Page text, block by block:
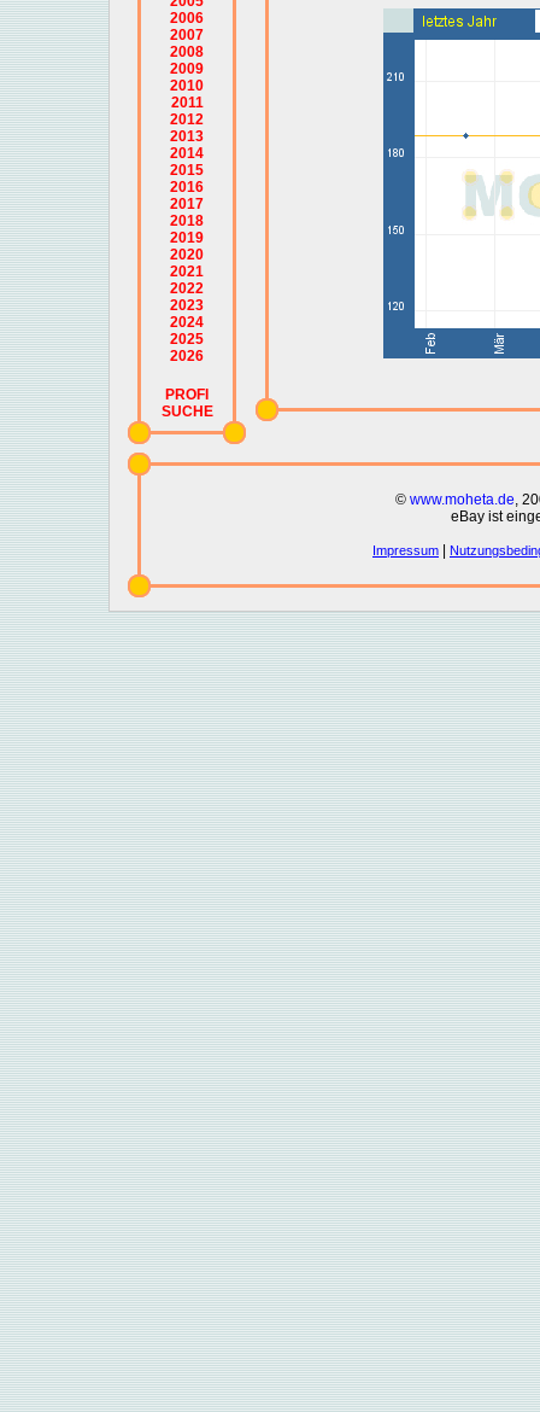
2006
2007
2008
2009
2010
2011
2012
2013
2014
2015
2016
2017
2018
2019
2020
2021
2022
2023
2024
2025
2026
PROFI
SUCHE
© www.moheta.de,
eBay ist
Impressum